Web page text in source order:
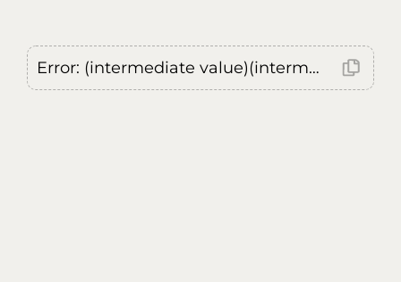
Error: (intermediate value)(intermediate value)(intermediate value).replaceAll is not a function